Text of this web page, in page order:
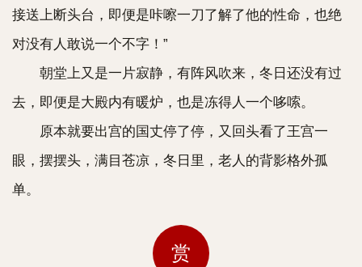
接送上断头台，即便是咔嚓一刀了解了他的性命，也绝
对没有人敢说一个不字！”
朝堂上又是一片寂静，有阵风吹来，冬日还没有过
去，即便是大殿内有暖炉，也是冻得人一个哆嗦。
原本就要出宫的国丈停了停，又回头看了王宫一
眼，摆摆头，满目苍凉，冬日里，老人的背影格外孤
单。
赏